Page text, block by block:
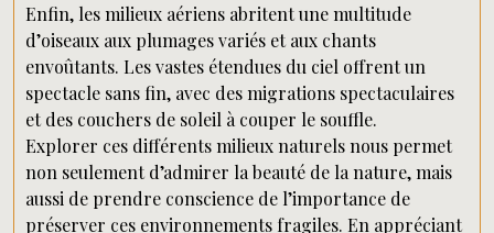
Enfin, les milieux aériens abritent une multitude
d’oiseaux aux plumages variés et aux chants
envoûtants. Les vastes étendues du ciel offrent un
spectacle sans fin, avec des migrations spectaculaires
et des couchers de soleil à couper le souffle.
Explorer ces différents milieux naturels nous permet
non seulement d’admirer la beauté de la nature, mais
aussi de prendre conscience de l’importance de
préserver ces environnements fragiles. En appréciant